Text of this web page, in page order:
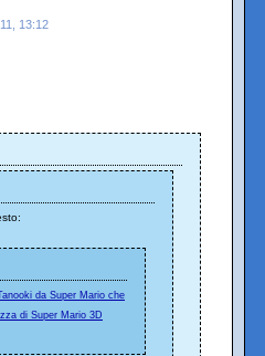
13:12
da Super Mario che
di Super Mario 3D